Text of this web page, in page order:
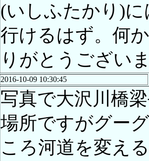
(いしふたかり)
行けるはず。何
りがとうござい
2016-10-09 10:30:45
写真で大沢川橋
場所ですがグー
ころ河道を変え